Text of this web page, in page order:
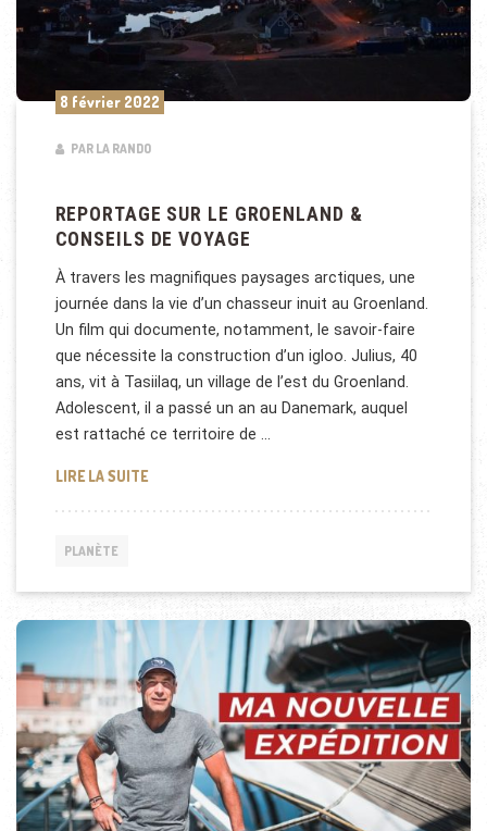
8 février 2022
PAR LA RANDO
REPORTAGE SUR LE GROENLAND &
CONSEILS DE VOYAGE
À travers les magnifiques paysages arctiques, une
journée dans la vie d’un chasseur inuit au Groenland.
Un film qui documente, notamment, le savoir-faire
que nécessite la construction d’un igloo. Julius, 40
ans, vit à Tasiilaq, un village de l’est du Groenland.
Adolescent, il a passé un an au Danemark, auquel
est rattaché ce territoire de …
LIRE LA SUITEREPORTAGE SUR LE GROENLAND & CONSEILS DE
PLANÈTE